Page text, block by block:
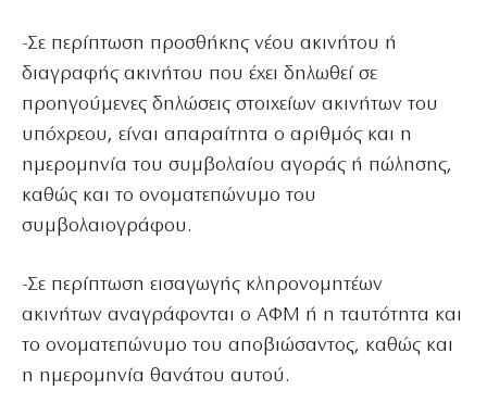
-Σε περίπτωση προσθήκης νέου ακινήτου ή
διαγραφής ακινήτου που έχει δηλωθεί σε
προηγούμενες δηλώσεις στοιχείων ακινήτων του
υπόχρεου, είναι απαραίτητα ο αριθμός και η
ημερομηνία του συμβολαίου αγοράς ή πώλησης,
καθώς και το ονοματεπώνυμο του
συμβολαιογράφου.
-Σε περίπτωση εισαγωγής κληρονομητέων
ακινήτων αναγράφονται ο ΑΦΜ ή η ταυτότητα και
το ονοματεπώνυμο του αποβιώσαντος, καθώς και
η ημερομηνία θανάτου αυτού.